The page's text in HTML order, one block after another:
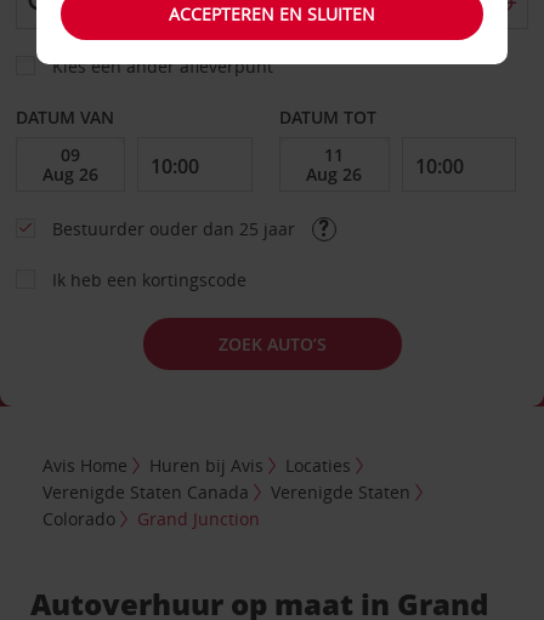
Kies een ander afleverpunt
DATUM VAN DATUM TOT
Bestuurder ouder dan 25 jaar
Ik heb een kortingscode
ZOEK AUTO’S
Avis Home Huren bij Avis
Locaties
Verenigde Staten Canada
Verenigde Staten
Colorado
Grand Junction
Autoverhuur op maat in Grand
ACCEPTEREN EN SLUITEN